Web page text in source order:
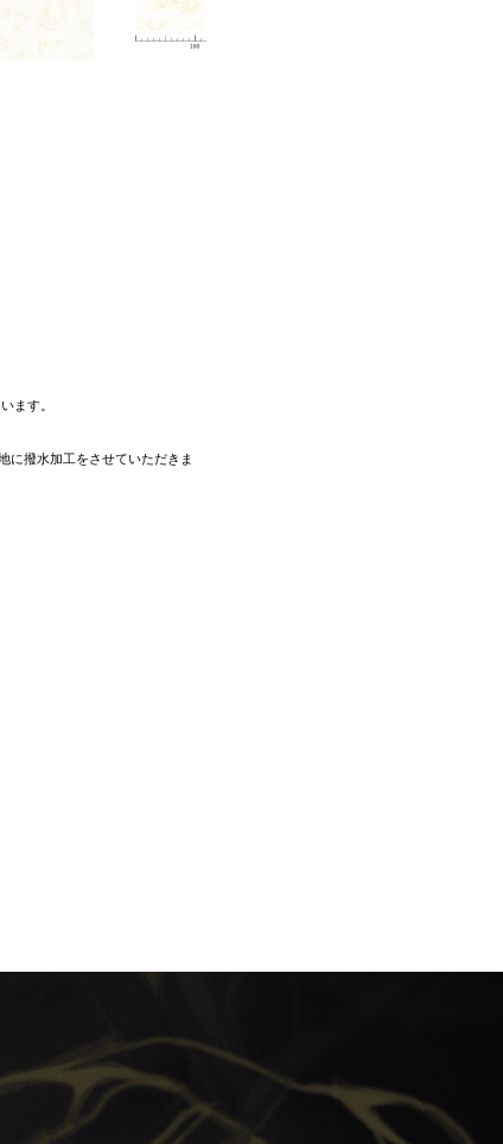
ます。
に撥水加工をさせていただきま